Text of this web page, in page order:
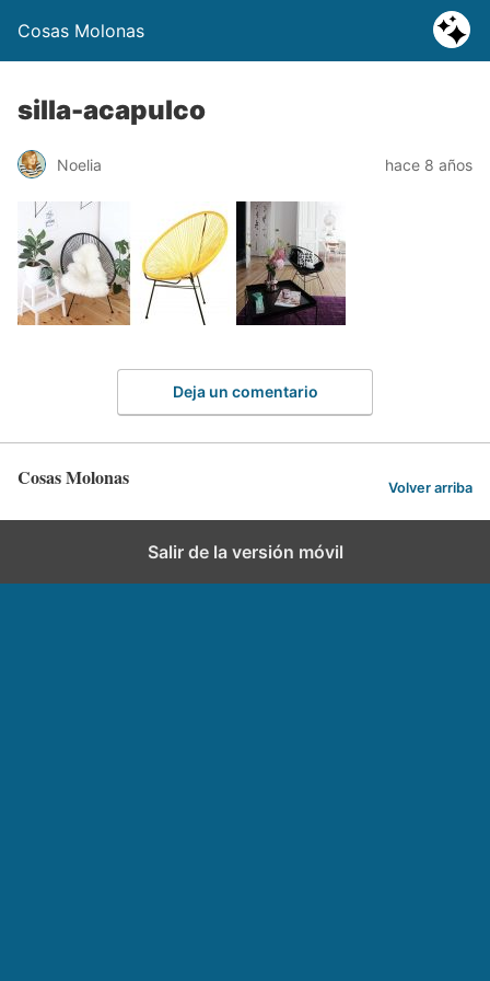
Cosas Molonas
silla-acapulco
Noelia hace 8 años
Deja un comentario
Cosas Molonas Volver arriba
Salir de la versión móvil